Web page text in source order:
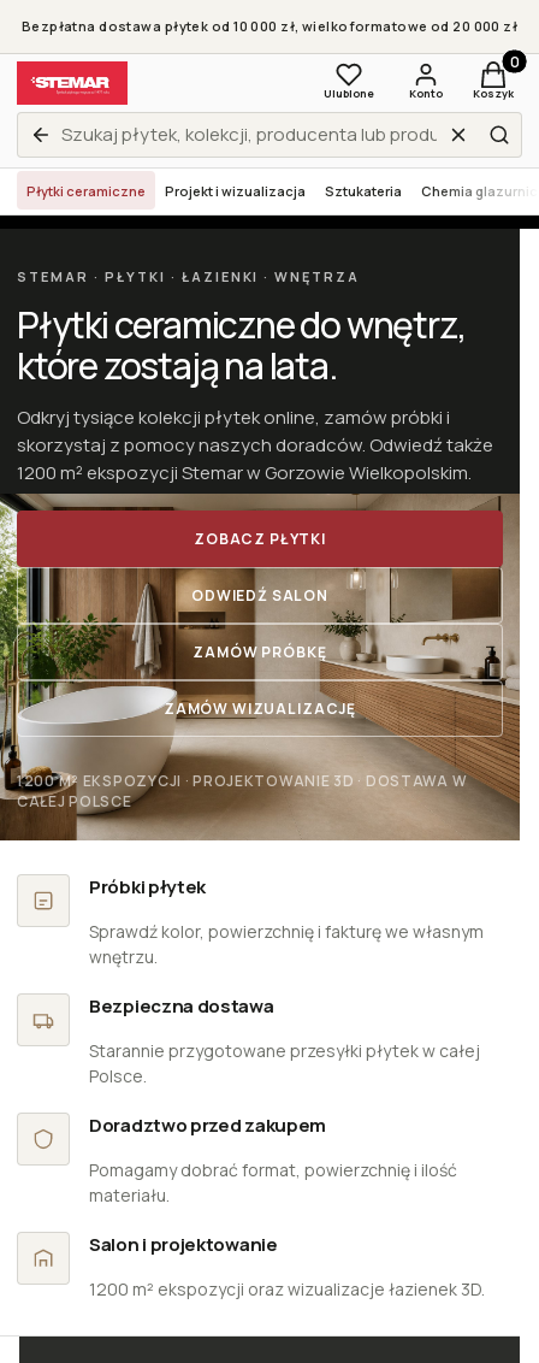
Bezpłatna dostawa płytek od 10 000 zł, wielkoformatowe od 20 000 zł
Zamknij wyszukiwarkę
Wyczyść
Ulubione Konto Koszyk
Płytki ceramiczne Projekt i wizualizacja Sztukateria Chemia
STEMAR · PŁYTKI · ŁAZIENKI · WNĘTRZA
Płytki ceramicznedo wnętrz,
które zostają na lata.
Odkryj tysiące kolekcji płytek online, zamów próbki i
skorzystaj z pomocy naszych doradców. Odwiedź także
1200 m² ekspozycji Stemar w Gorzowie Wielkopolskim.
ZOBACZ PŁYTKI
ODWIEDŹ SALON
ZAMÓW PRÓBKĘ
ZAMÓW WIZUALIZACJĘ
1200 M² EKSPOZYCJI · PROJEKTOWANIE 3D · DOSTAWA W
CAŁEJ POLSCE
Próbki płytek
Sprawdź kolor, powierzchnię i fakturę we własnym
wnętrzu.
Bezpieczna dostawa
Starannie przygotowane przesyłki płytek w całej
Polsce.
Doradztwo przed zakupem
Pomagamy dobrać format, powierzchnię i ilość
materiału.
Salon i projektowanie
1200 m² ekspozycji oraz wizualizacje łazienek 3D.